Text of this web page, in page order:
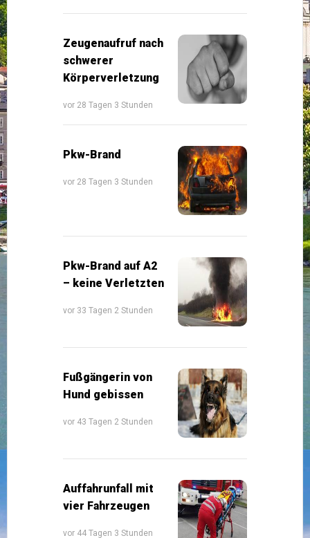
Zeugenaufruf nach
schwerer
Körperverletzung
vor 28 Tagen 3 Stunden
Pkw-Brand
vor 28 Tagen 3 Stunden
Pkw-Brand auf A2
– keine Verletzten
vor 33 Tagen 2 Stunden
Fußgängerin von
Hund gebissen
vor 43 Tagen 2 Stunden
Auffahrunfall mit
vier Fahrzeugen
vor 44 Tagen 3 Stunden